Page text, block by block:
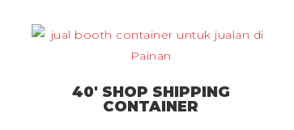
40′ SHOP SHIPPING
CONTAINER